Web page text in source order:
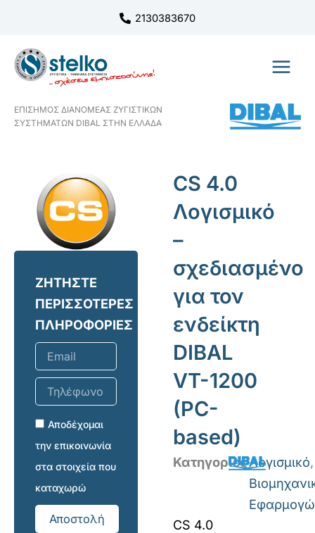
περιεχόμενο
2130383670
ΕΠΙΣΗΜΟΣ ΔΙΑΝΟΜΕΑΣ ΖΥΓΙΣΤΙΚΩΝ
ΣΥΣΤΗΜΑΤΩΝ DIBAL ΣΤΗΝ ΕΛΛΑΔΑ
ΖΗΤΗΣΤΕ
ΠΕΡΙΣΣΟΤΕΡΕΣ
ΠΛΗΡΟΦΟΡΙΕΣ
Email
Τηλέφωνο
επικοινωνίας
Αποδέχομαι
την επικοινωνία
στα στοιχεία που
καταχωρώ
Αποστολή
CS 4.0
Λογισμικό
–
σχεδιασμένο
για τον
ενδείκτη
DIBAL
VT-1200
(PC-
based)
ΚατηγορίεςΛογισμικό,
CS 4.0